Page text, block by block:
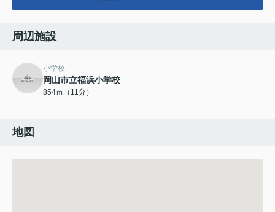
周辺施設
小学校
岡山市立福浜小学校
854ｍ（11分）
地図